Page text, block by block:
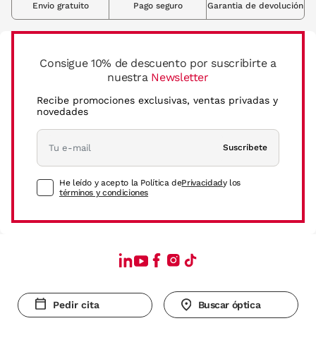
Consigue 10% de descuento por suscribirte a
nuestra Newsletter
Recibe promociones exclusivas, ventas privadas y
novedades
Suscríbete
He leído y acepto la Política dePrivacidady los
términos y condiciones
Envio gratuito Pago seguro Garantia de devolución
Pedir cita Buscar óptica